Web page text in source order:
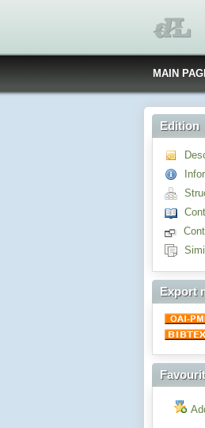
MAIN
Edition
Export